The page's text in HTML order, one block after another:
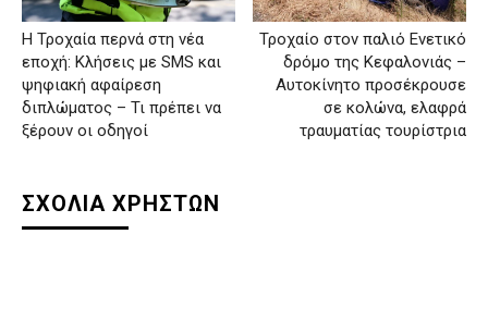
H Τροχαία περνά στη νέα
εποχή: Κλήσεις με SMS και
ψηφιακή αφαίρεση
διπλώματος – Τι πρέπει να
ξέρουν οι οδηγοί
Τροχαίο στον παλιό Ενετικό
δρόμο της Κεφαλονιάς –
Αυτοκίνητο προσέκρουσε
σε κολώνα, ελαφρά
τραυματίας τουρίστρια
ΣΧΟΛΙΑ ΧΡΗΣΤΩΝ